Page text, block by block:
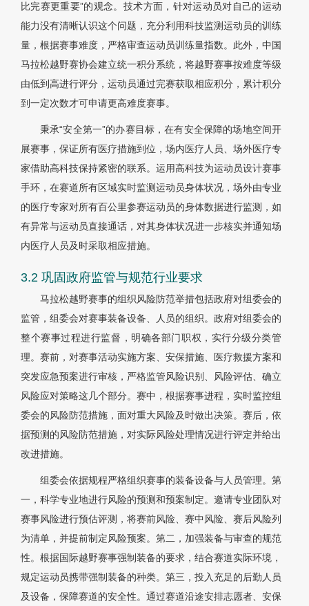
比完赛更重要”的观念。技术方面，针对运动员对自己的运动
能力没有清晰认识这个问题，充分利用科技监测运动员的训练
量，根据赛事难度，严格审查运动员训练量指数。此外，中国
马拉松越野赛协会建立统一积分系统，将越野赛事按难度等级
由低到高进行评分，运动员通过完赛获取相应积分，累计积分
到一定次数才可申请更高难度赛事。
秉承“安全第一”的办赛目标，在有安全保障的场地空间开
展赛事，保证所有医疗措施到位，场内医疗人员、场外医疗专
家借助高科技保持紧密的联系。运用高科技为运动员设计赛事
手环，在赛道所有区域实时监测运动员身体状况，场外由专业
的医疗专家对所有百公里参赛运动员的身体数据进行监测，如
有异常与运动员直接通话，对其身体状况进一步核实并通知场
内医疗人员及时采取相应措施。
3.2 巩固政府监管与规范行业要求
马拉松越野赛事的组织风险防范举措包括政府对组委会的
监管，组委会对赛事装备设备、人员的组织。政府对组委会的
整个赛事过程进行监督，明确各部门职权，实行分级分类管
理。赛前，对赛事活动实施方案、安保措施、医疗救援方案和
突发应急预案进行审核，严格监管风险识别、风险评估、确立
风险应对策略这几个部分。赛中，根据赛事进程，实时监控组
委会的风险防范措施，面对重大风险及时做出决策。赛后，依
据预测的风险防范措施，对实际风险处理情况进行评定并给出
改进措施。
组委会依据规程严格组织赛事的装备设备与人员管理。第
一，科学专业地进行风险的预测和预案制定。邀请专业团队对
赛事风险进行预估评测，将赛前风险、赛中风险、赛后风险列
为清单，并提前制定风险预案。第二，加强装备与审查的规范
性。根据国际越野赛事强制装备的要求，结合赛道实际环境，
规定运动员携带强制装备的种类。第三，投入充足的后勤人员
及设备，保障赛道的安全性。通过赛道沿途安排志愿者、安保